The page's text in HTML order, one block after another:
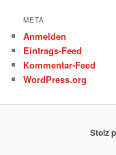
META
Anmelden
Eintrags-Feed
Kommentar-Feed
WordPress.org
Stolz